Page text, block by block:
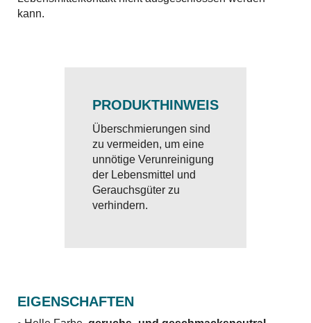
kann.
PRODUKTHINWEIS
Überschmierungen sind
zu vermeiden, um eine
unnötige Verunreinigung
der Lebensmittel und
Gerauchsgüter zu
verhindern.
EIGENSCHAFTEN